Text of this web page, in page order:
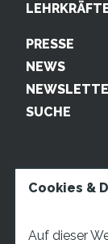
PRESSE
NEWS
SUCHE
Cookies &
Auf dieser